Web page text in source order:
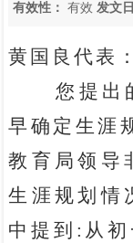
有效性：
有效 发文
黄国良代表：
您提出
早确定生涯
教育局领导
生涯规划情
中提到:从